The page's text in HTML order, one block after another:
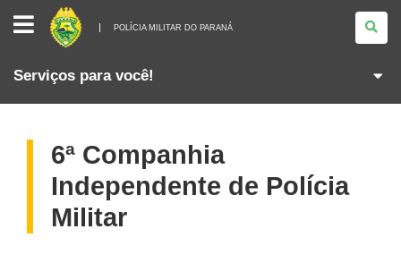
POLÍCIA
MILITAR
DO
PARANÁ
POLÍCIA MILITAR DO PARANÁ
Serviços para você!
6ª Companhia
Independente de Polícia
Militar